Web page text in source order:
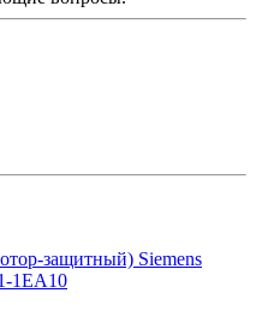
защитный) Siemens
1EA10